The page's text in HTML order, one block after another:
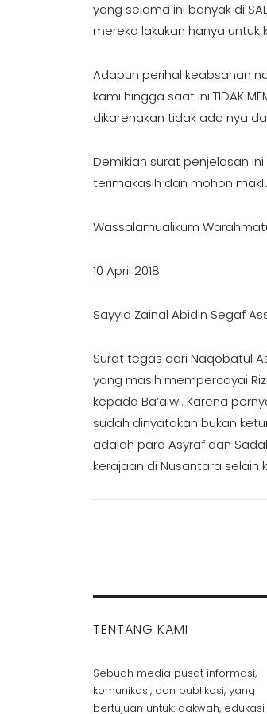
yang selama ini banyak di
mereka lakukan hanya
Adapun perihal keabsahan
kami hingga saat ini TIDAK
dikarenakan tidak ada nya
Demikian surat penjelasan
terimakasih dan mohon
Wassalamualikum
10 April 2018
Sayyid Zainal Abidin Segaf
Surat tegas dari Naqobatul
yang masih mempercayai
kepada Ba’alwi. Karena
sudah dinyatakan bukan
adalah para Asyraf dan
kerajaan di Nusantara selain
TENTANG KAMI
Sebuah media pusat informasi,
komunikasi, dan publikasi, yang
bertujuan untuk: dakwah,